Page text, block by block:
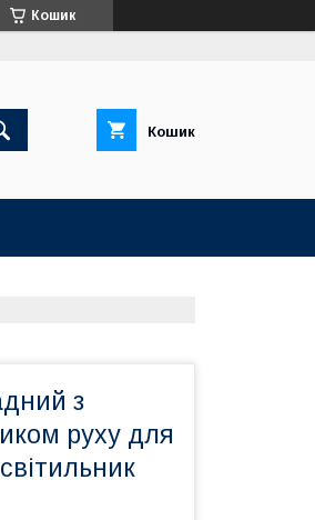
Кошик
Кошик
з
руху для